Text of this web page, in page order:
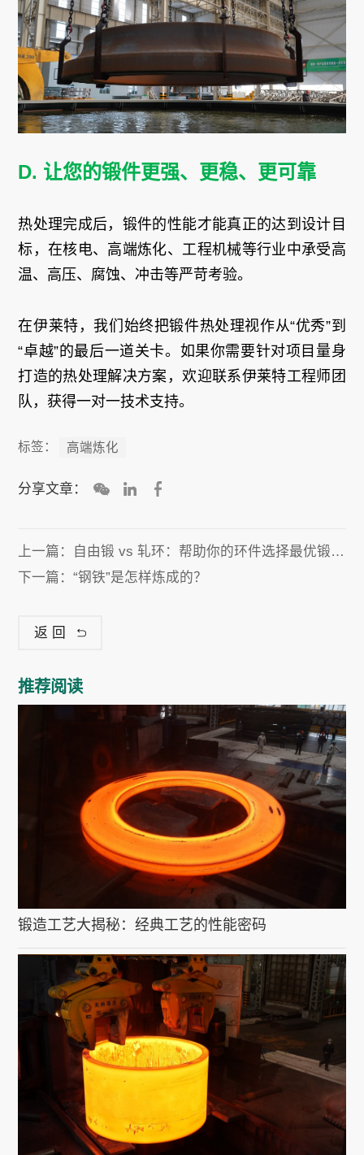
D. 让您的锻件更强、更稳、更可靠
热处理完成后，锻件的性能才能真正的达到设计目
标，在核电、高端炼化、工程机械等行业中承受高
温、高压、腐蚀、冲击等严苛考验。
在伊莱特，我们始终把锻件热处理视作从“优秀”到
“卓越”的最后一道关卡。如果你需要针对项目量身
打造的热处理解决方案，欢迎联系伊莱特工程师团
队，获得一对一技术支持。
标签： 高端炼化
分享文章：
上一篇：
自由锻 vs 轧环：帮助你的环件选择最优锻造工艺
下一篇：“钢铁”是怎样炼成的？
返回
推荐阅读
锻造工艺大揭秘：经典工艺的性能密码